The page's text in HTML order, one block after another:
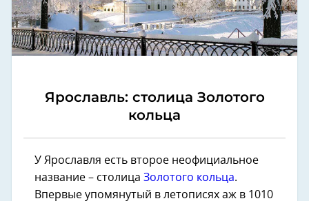
Ярославль: столица Золотого
кольца
У Ярославля есть второе неофициальное
название – столица Золотого кольца.
Впервые упомянутый в летописях аж в 1010